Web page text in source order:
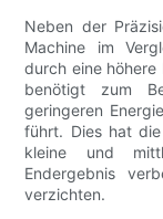
Neben der
Machine im
durch eine höhere
benötigt zum
geringeren
führt. Dies hat
kleine und
Endergebnis
verzichten.